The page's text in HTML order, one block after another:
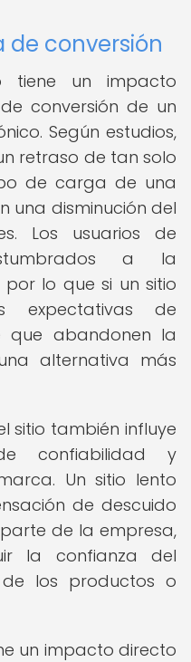
conversión
tiene un impacto
conversión de un
Según estudios,
retraso de tan solo
de carga de una
una disminución del
Los usuarios de
a la
lo que si un sitio
expectativas de
que abandonen la
alternativa más
sitio también influye
confiabilidad y
Un sitio lento
de descuido
de la empresa,
la confianza del
los productos o
un impacto directo